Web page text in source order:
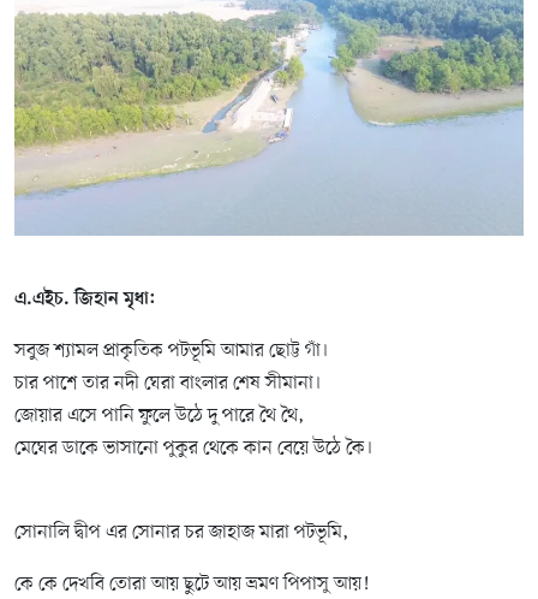
এ.এইচ. জিহান মৃধা:
সবুজ শ্যামল প্রাকৃতিক পটভূমি আমার ছোট্ট গাঁ।
চার পাশে তার নদী ঘেরা বাংলার শেষ সীমানা।
জোয়ার এসে পানি ফুলে উঠে দু পারে থৈ থৈ,
মেঘের ডাকে ভাসানো পুকুর থেকে কান বেয়ে উঠে কৈ।
সোনালি দ্বীপ এর সোনার চর জাহাজ মারা পটভূমি,
কে কে দেখবি তোরা আয় ছুটে আয় ভ্রমণ পিপাসু আয়!